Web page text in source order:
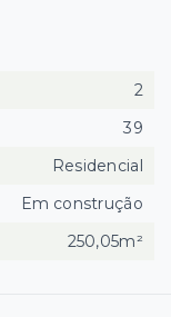
2
39
Residencial
Em construção
250,05m²